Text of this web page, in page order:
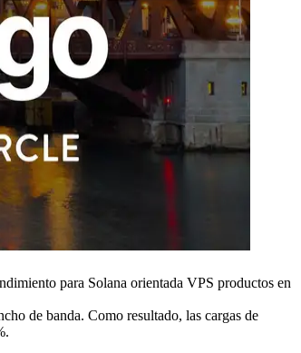
para Solana orientada VPS productos en
de banda. Como resultado, las cargas de